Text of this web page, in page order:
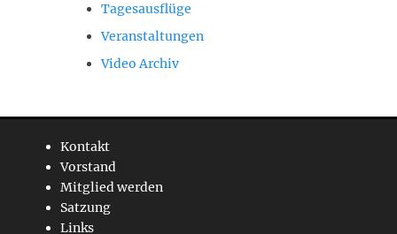
Tagesausflüge
Veranstaltungen
Video Archiv
Kontakt
Vorstand
Mitglied werden
Satzung
Links